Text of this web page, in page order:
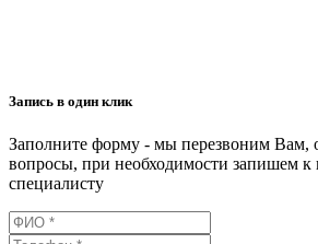
Запись в один клик
Заполните форму - мы перезвоним Вам,
вопросы, при необходимости запишем
специалисту